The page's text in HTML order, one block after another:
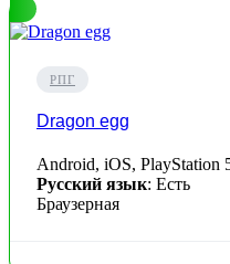
РПГ
Dragon egg
Android, iOS, PlayStation
Русский язык: Есть
Браузерная